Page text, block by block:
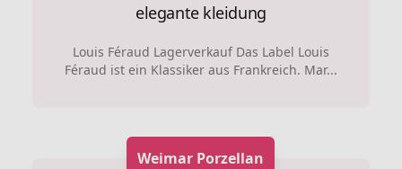
elegante kleidung
Louis Féraud Lagerverkauf Das Label Louis
Féraud ist ein Klassiker aus Frankreich. Mar...
Weimar Porzellan